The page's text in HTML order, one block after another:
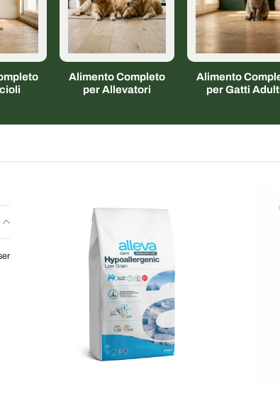
Alimento Completo
per Allevatori
Alimento
per Gatti